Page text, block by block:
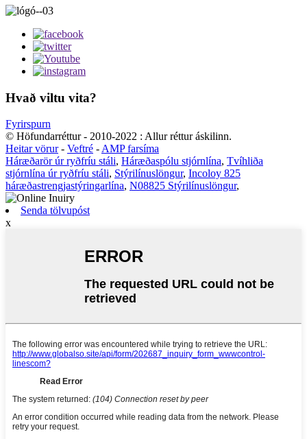
Hvað viltu vita?
Fyrirspurn
© Höfundarréttur - 2010-2022 : Allur réttur áskilinn.
Heitar vörur- Veftré - AMP farsíma
Háræðarör úr ryðfríu stáli, Háræðaspólu stjórnlína, Tvíhliða
stjórnlína úr ryðfríu stáli, Stýrilínuslöngur, Incoloy 825
háræðastrengjastýringarlína, N08825 Stýrilínuslöngur,
Senda tölvupóst
x